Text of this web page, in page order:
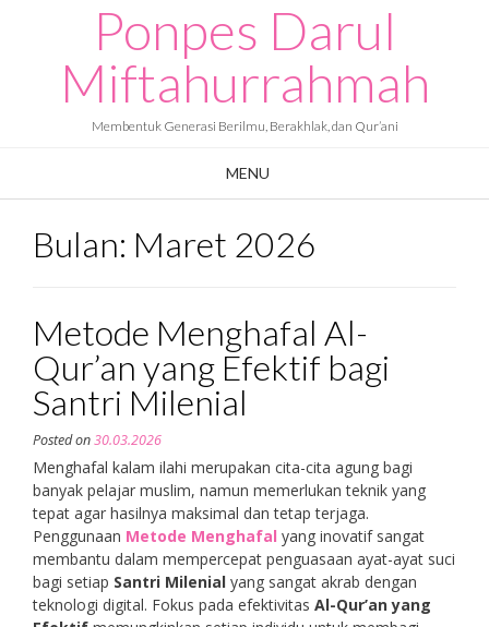
Ponpes Darul
Miftahurrahmah
Membentuk Generasi Berilmu, Berakhlak, dan Qur’ani
MENU
Bulan: Maret 2026
Metode Menghafal Al-
Qur’an yang Efektif bagi
Santri Milenial
Posted on30.03.2026
Menghafal kalam ilahi merupakan cita-cita agung bagi
banyak pelajar muslim, namun memerlukan teknik yang
tepat agar hasilnya maksimal dan tetap terjaga.
Penggunaan Metode Menghafal yang inovatif sangat
membantu dalam mempercepat penguasaan ayat-ayat suci
bagi setiap Santri Milenial yang sangat akrab dengan
teknologi digital. Fokus pada efektivitas Al-Qur’an yang